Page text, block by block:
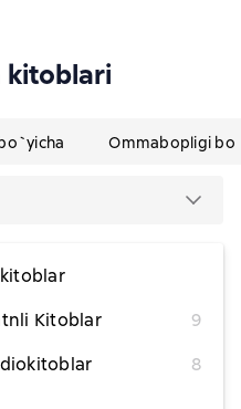
kitoblari
Ommabopligi
Kitoblar
9
8
dan 73 038,64 soʻm